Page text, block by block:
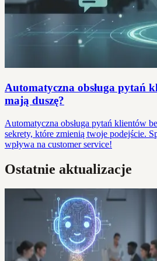
Automatyczna obsługa pytań
mają duszę?
Automatyczna obsługa pytań klientów
sekrety, które zmienią twoje podejście.
wpływa na customer service!
Ostatnie aktualizacje